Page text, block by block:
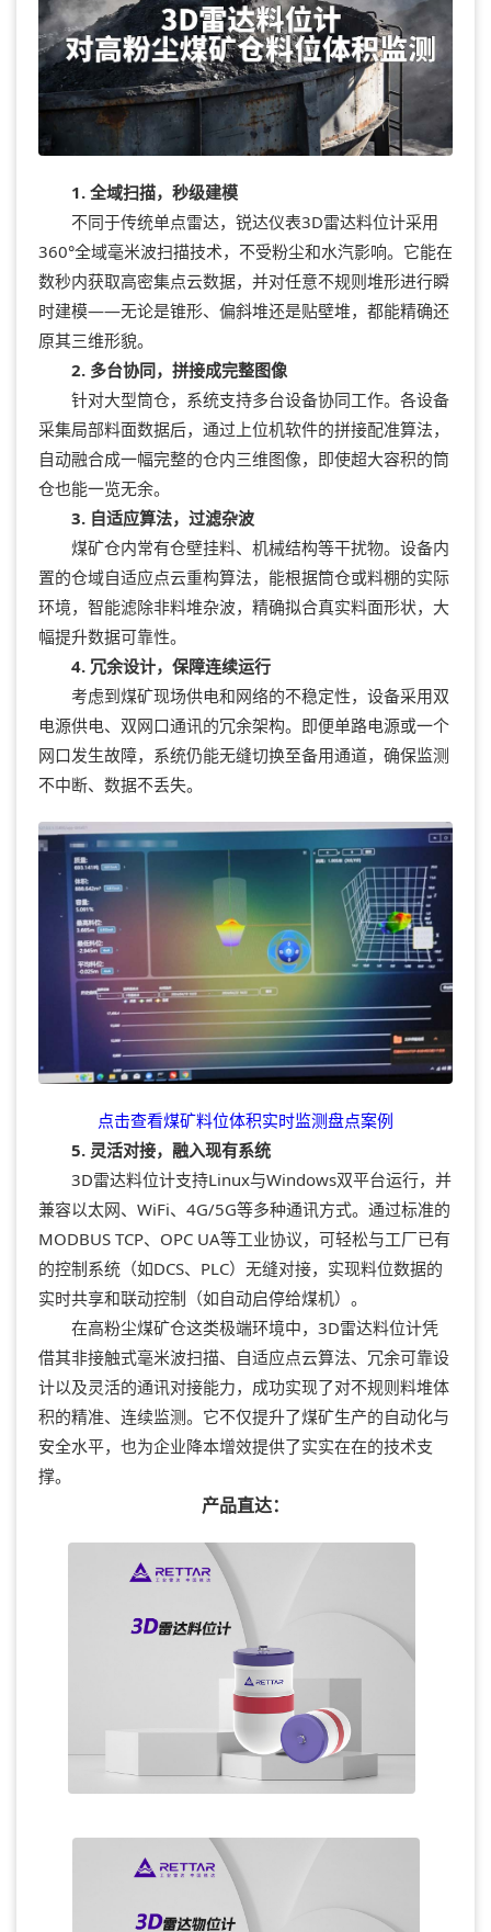
1. 全域扫描，秒级建模
不同于传统单点雷达，锐达仪表3D雷达料位计采用
360°全域毫米波扫描技术，不受粉尘和水汽影响。它能在
数秒内获取高密集点云数据，并对任意不规则堆形进行瞬
时建模——无论是锥形、偏斜堆还是贴壁堆，都能精确还
原其三维形貌。
2. 多台协同，拼接成完整图像
针对大型筒仓，系统支持多台设备协同工作。各设备
采集局部料面数据后，通过上位机软件的拼接配准算法，
自动融合成一幅完整的仓内三维图像，即使超大容积的筒
仓也能一览无余。
3. 自适应算法，过滤杂波
煤矿仓内常有仓壁挂料、机械结构等干扰物。设备内
置的仓域自适应点云重构算法，能根据筒仓或料棚的实际
环境，智能滤除非料堆杂波，精确拟合真实料面形状，大
幅提升数据可靠性。
4. 冗余设计，保障连续运行
考虑到煤矿现场供电和网络的不稳定性，设备采用双
电源供电、双网口通讯的冗余架构。即便单路电源或一个
网口发生故障，系统仍能无缝切换至备用通道，确保监测
不中断、数据不丢失。
点击查看煤矿料位体积实时监测盘点案例
5. 灵活对接，融入现有系统
3D雷达料位计支持Linux与Windows双平台运行，并
兼容以太网、WiFi、4G/5G等多种通讯方式。通过标准的
MODBUS TCP、OPC UA等工业协议，可轻松与工厂已有
的控制系统（如DCS、PLC）无缝对接，实现料位数据的
实时共享和联动控制（如自动启停给煤机）。
在高粉尘煤矿仓这类极端环境中，3D雷达料位计凭
借其非接触式毫米波扫描、自适应点云算法、冗余可靠设
计以及灵活的通讯对接能力，成功实现了对不规则料堆体
积的精准、连续监测。它不仅提升了煤矿生产的自动化与
安全水平，也为企业降本增效提供了实实在在的技术支
撑。
产品直达：